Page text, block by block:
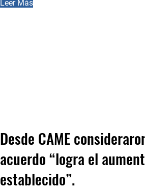
Leer Más
Desde CAME
acuerdo “logra el
establecido”.